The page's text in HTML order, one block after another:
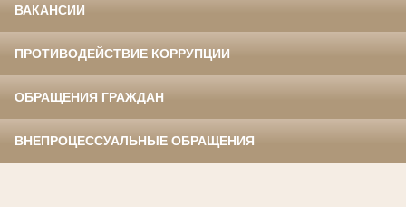
ВАКАНСИИ
ПРОТИВОДЕЙСТВИЕ КОРРУПЦИИ
ОБРАЩЕНИЯ ГРАЖДАН
ВНЕПРОЦЕССУАЛЬНЫЕ ОБРАЩЕНИЯ